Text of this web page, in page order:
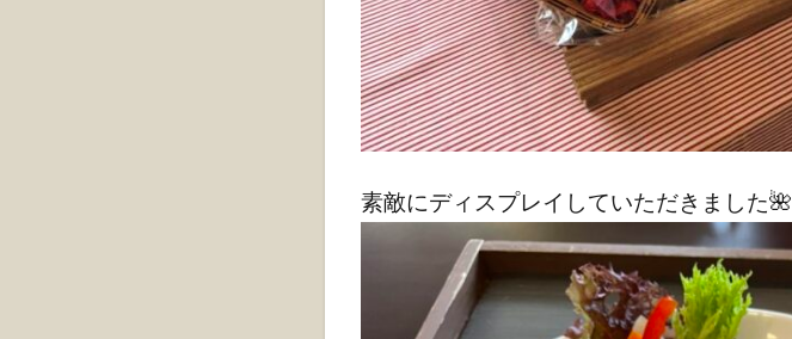
素敵にディスプレイしていただきました🌺